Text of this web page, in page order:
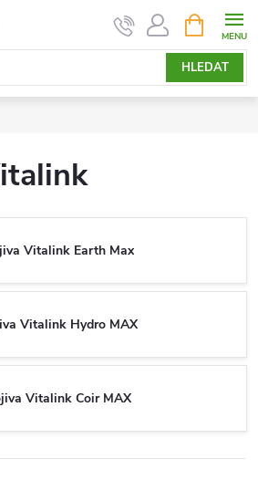
HLEDAT
NÁKUPNÍ
KOŠÍK
Vitalink Earth Max
Vitalink Hydro MAX
Vitalink Coir MAX